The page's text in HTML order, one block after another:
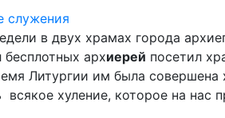
служения
в двух храмах города
архиерей посетил
Литургии им была совершена
всякое хуление, которое на нас